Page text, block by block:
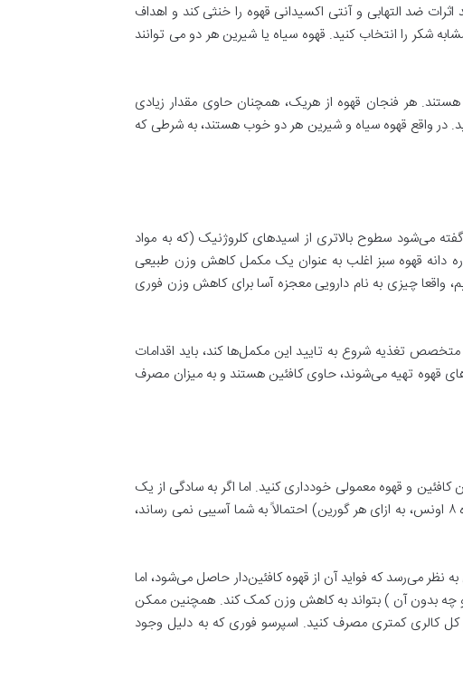
ضد التهابی و آنتی اکسیدانی قهوه را خنثی کند و اهداف
شکر را انتخاب کنید. قهوه سیاه یا شیرین هر دو می توانند
هر فنجان قهوه از هریک، همچنان حاوی مقدار زیادی
در واقع قهوه سیاه و شیرین هر دو خوب هستند، به شرطی که
می‌شود سطوح بالاتری از اسیدهای کلروژنیک (که به مواد
دانه قهوه سبز اغلب به عنوان یک مکمل کاهش وزن طبیعی
واقعا چیزی به نام دارویی معجزه آسا برای کاهش وزن فوری
متخصص تغذیه‌ شروع به تایید این مکمل‌ها کند، باید اقدامات
قهوه تهیه می‌شوند، حاوی کافئین هستند و به میزان مصرف
و قهوه معمولی خودداری کنید. اما اگر به سادگی از یک
رژیم غذایی کم کافئین استفاده می کنید، مقدار کافئین موجود در کافئین بدون کافئین (حدود شش میلی گرم در هر وعده ۸ اونس، به ازای هر گورین) احتمالاً به شما آسیبی نمی رساند،
می‌رسد که فواید آن از قهوه کافئین‌دار حاصل می‌شود، اما
و چه بدون آن ) بتواند به کاهش وزن کمک کند. همچنین ممکن
کل کالری کمتری مصرف کنید. اسپرسو فوری که به دلیل وجود